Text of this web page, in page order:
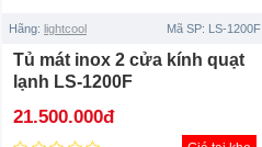
Hãng: lightcool Mã SP: LS-1200F
Tủ mát inox 2 cửa kính quạt
lạnh LS-1200F
21.500.000đ